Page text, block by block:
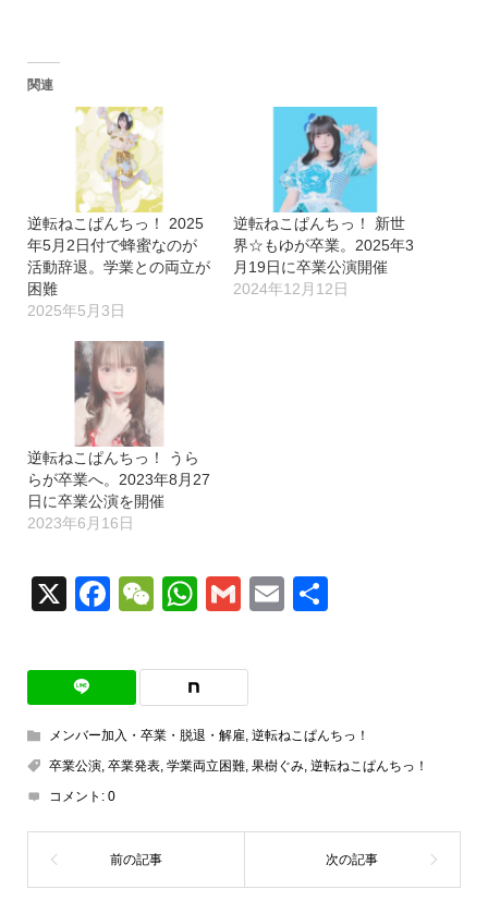
関連
逆転ねこぱんちっ！ 2025
年5月2日付で蜂蜜なのが
活動辞退。学業との両立が
困難
2025年5月3日
逆転ねこぱんちっ！ 新世
界☆もゆが卒業。2025年3
月19日に卒業公演開催
2024年12月12日
逆転ねこぱんちっ！ うら
らが卒業へ。2023年8月27
日に卒業公演を開催
2023年6月16日
X Facebook
WeChat
WhatsApp
GmailEmail
メンバー加入・卒業・脱退・解雇, 逆転ねこぱんちっ！
卒業公演, 卒業発表, 学業両立困難, 果樹ぐみ, 逆転ねこぱんちっ！
コメント: 0